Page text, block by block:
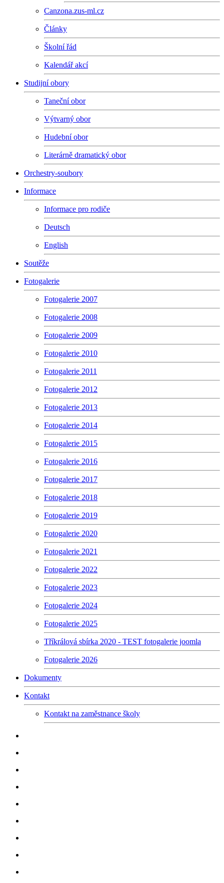
Canzona.zus-ml.cz
Články
Školní řád
Kalendář akcí
Studijní obory
Taneční obor
Výtvarný obor
Hudební obor
Literárně dramatický obor
Orchestry-soubory
Informace
Informace pro rodiče
Deutsch
English
Soutěže
Fotogalerie
Fotogalerie 2007
Fotogalerie 2008
Fotogalerie 2009
Fotogalerie 2010
Fotogalerie 2011
Fotogalerie 2012
Fotogalerie 2013
Fotogalerie 2014
Fotogalerie 2015
Fotogalerie 2016
Fotogalerie 2017
Fotogalerie 2018
Fotogalerie 2019
Fotogalerie 2020
Fotogalerie 2021
Fotogalerie 2022
Fotogalerie 2023
Fotogalerie 2024
Fotogalerie 2025
Tříkrálová sbírka 2020 - TEST fotogalerie joomla
Fotogalerie 2026
Dokumenty
Kontakt
Kontakt na zaměstnance školy